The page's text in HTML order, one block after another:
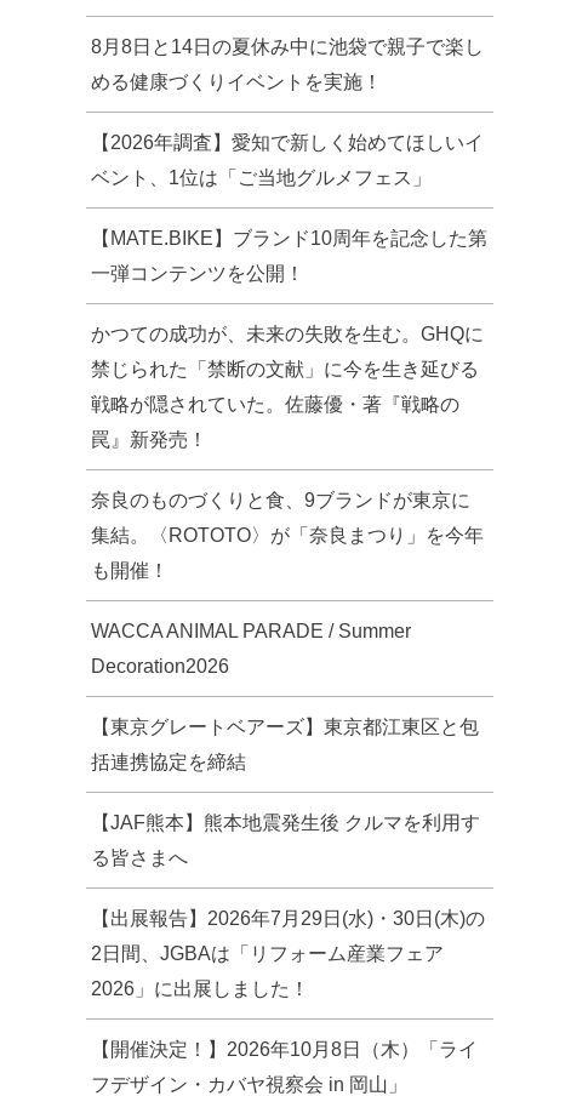
8月8日と14日の夏休み中に池袋で親子で楽し
める健康づくりイベントを実施！
【2026年調査】愛知で新しく始めてほしいイ
ベント、1位は「ご当地グルメフェス」
【MATE.BIKE】ブランド10周年を記念した第
一弾コンテンツを公開！
かつての成功が、未来の失敗を生む。GHQに
禁じられた「禁断の文献」に今を生き延びる
戦略が隠されていた。佐藤優・著『戦略の
罠』新発売！
奈良のものづくりと食、9ブランドが東京に
集結。〈ROTOTO〉が「奈良まつり」を今年
も開催！
WACCA ANIMAL PARADE / Summer
Decoration2026
【東京グレートベアーズ】東京都江東区と包
括連携協定を締結
【JAF熊本】熊本地震発生後 クルマを利用す
る皆さまへ
【出展報告】2026年7月29日(水)・30日(木)の
2日間、JGBAは「リフォーム産業フェア
2026」に出展しました！
【開催決定！】2026年10月8日（木）「ライ
フデザイン・カバヤ視察会 in 岡山」